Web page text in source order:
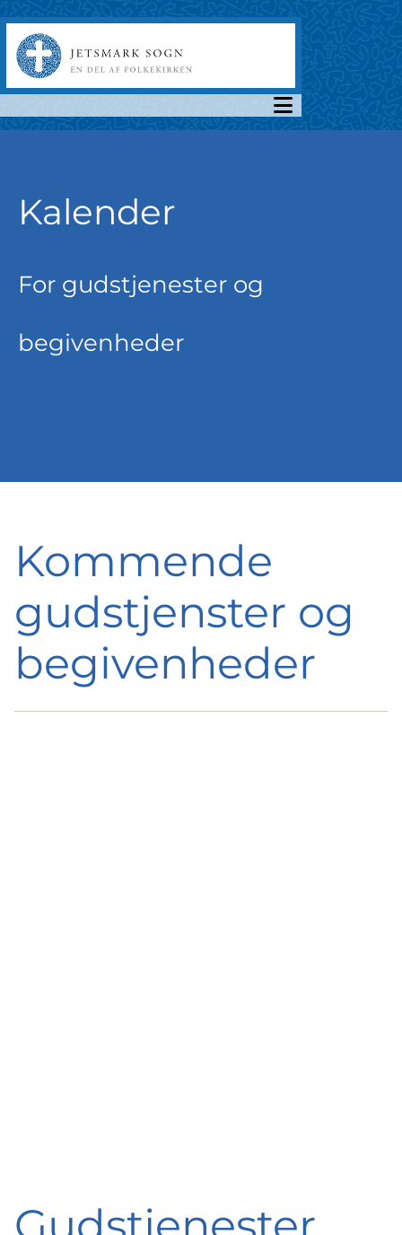
Kalender
For gudstjenester og
begivenheder
Kommende
gudstjenster og
begivenheder